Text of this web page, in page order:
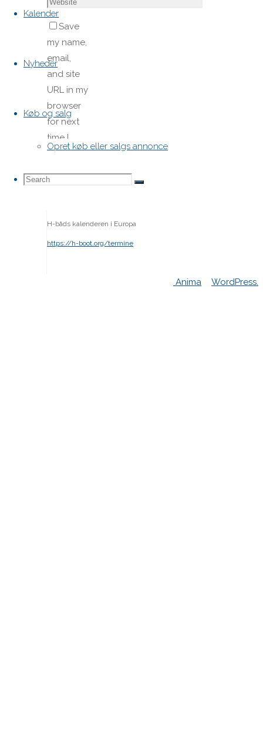
Kalender
Nyheder
Køb og salg
Opret køb eller salgs annonce
Search
Search
Search
Save
my name,
email,
and site
URL in my
browser
for next
time I
post a
H-båds kalenderen i Europa
https://h-boot.org/termine
Anima WordPress.